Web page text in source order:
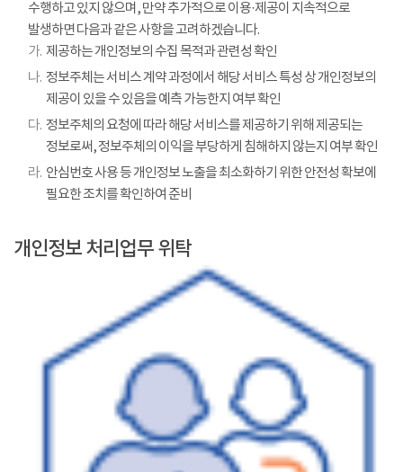
수행하고 있지 않으며, 만약 추가적으로 이용·제공이 지속적으로
발생하면 다음과 같은 사항을 고려하겠습니다.
가. 제공하는 개인정보의 수집 목적과 관련성 확인
나. 정보주체는 서비스 계약 과정에서 해당 서비스 특성 상 개인정보의
제공이 있을 수 있음을 예측 가능한지 여부 확인
다. 정보주체의 요청에 따라 해당 서비스를 제공하기 위해 제공되는
정보로써, 정보주체의 이익을 부당하게 침해하지 않는지 여부 확인
라. 안심번호 사용 등 개인정보 노출을 최소화하기 위한 안전성 확보에
필요한 조치를 확인하여 준비
개인정보 처리업무 위탁